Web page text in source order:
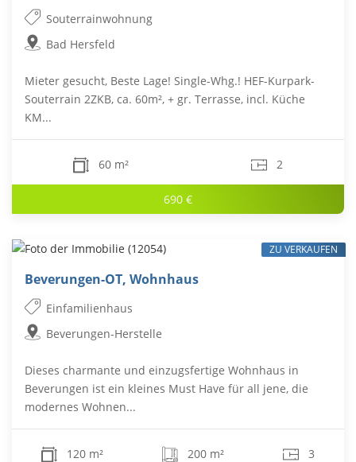
Souterrainwohnung
Bad Hersfeld
Mieter gesucht, Beste Lage! Single-Whg.! HEF-Kurpark-
Souterrain 2ZKB, ca. 60m², + gr. Terrasse, incl. Küche
KM...
60 m² 2
690 €
Beverungen-OT, Wohnhaus
Einfamilienhaus
Beverungen-Herstelle
Dieses charmante und einzugsfertige Wohnhaus in
Beverungen ist ein kleines Must Have für all jene, die
modernes Wohnen...
120 m² 200 m² 3
ZU VERKAUFEN